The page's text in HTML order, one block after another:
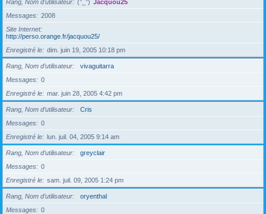
Rang, Nom d’utilisateur (°_°) Jacquou25
Messages
2008
Site Internet
http://perso.orange.fr/jacquou25/
Enregistré le
dim. juin 19, 2005 10:18 pm
Rang, Nom d’utilisateur
vivaguitarra
Messages
0
Enregistré le
mar. juin 28, 2005 4:42 pm
Rang, Nom d’utilisateur
Cris
Messages
0
Enregistré le
lun. juil. 04, 2005 9:14 am
Rang, Nom d’utilisateur
greyclair
Messages
0
Enregistré le
sam. juil. 09, 2005 1:24 pm
Rang, Nom d’utilisateur
oryenthal
Messages
0